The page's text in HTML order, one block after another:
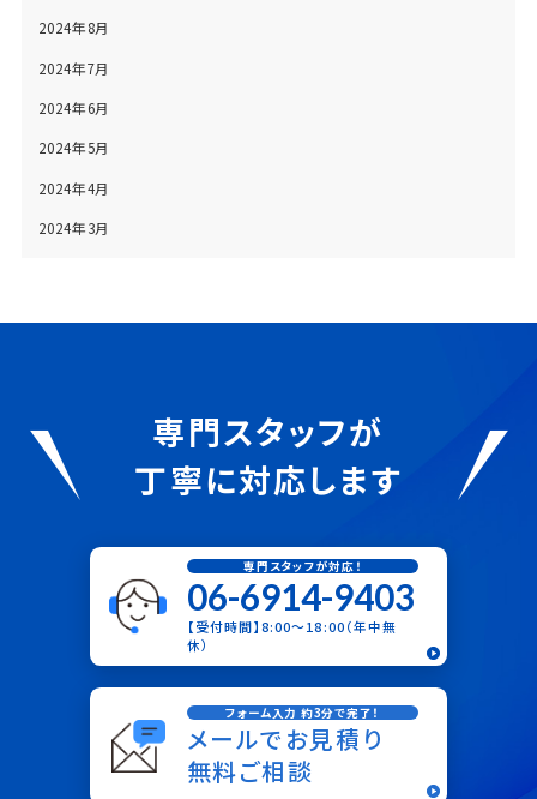
2024年8月
2024年7月
2024年6月
2024年5月
2024年4月
2024年3月
専門スタッフが
丁寧に対応します
専門スタッフが対応！
06-6914-9403
【受付時間】8:00〜18:00（年中無
休）
フォーム入力 約3分で完了！
メールでお見積り
無料ご相談